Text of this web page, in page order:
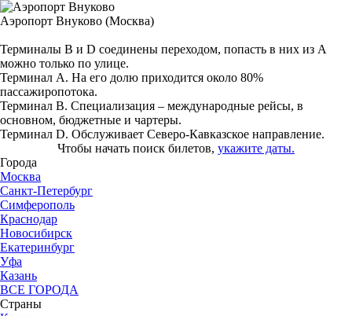
Аэропорт Внуково (Москва)
Терминалы B и D соединены переходом, попасть в них из А
можно только по улице.
Терминал А. На его долю приходится около 80%
пассажиропотока.
Терминал В. Специализация – международные рейсы, в
основном, бюджетные и чартеры.
Терминал D. Обслуживает Северо-Кавказское направление.
Чтобы начать поиск билетов, укажите даты.
Города
Москва
Санкт-Петербург
Симферополь
Краснодар
Новосибирск
Екатеринбург
Уфа
Казань
ВСЕ ГОРОДА
Страны